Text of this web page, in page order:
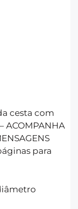
cesta com
ACOMPANHA
para